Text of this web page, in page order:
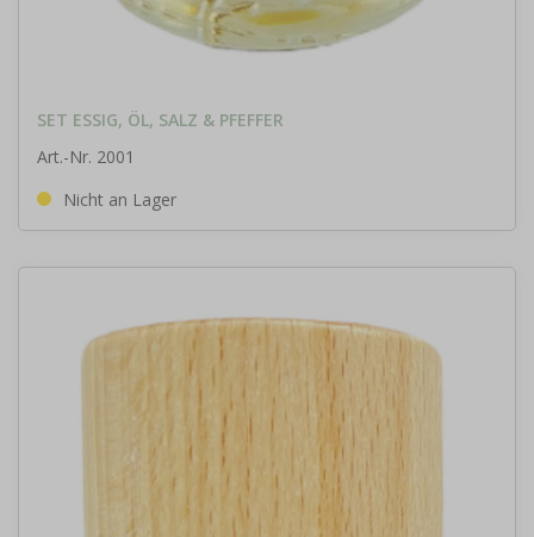
SET ESSIG, ÖL, SALZ & PFEFFER
Art.-Nr. 2001
Nicht an Lager